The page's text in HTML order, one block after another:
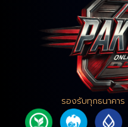
รองรับทุกธนาคา